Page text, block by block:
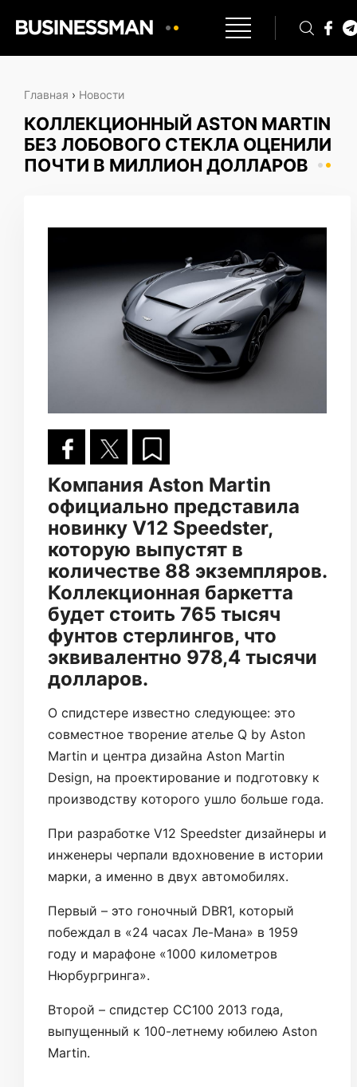
Главная › Новости
КОЛЛЕКЦИОННЫЙ ASTON MARTIN
БЕЗ ЛОБОВОГО СТЕКЛА ОЦЕНИЛИ
ПОЧТИ В МИЛЛИОН ДОЛЛАРОВ
Компания Aston Martin
официально представила
новинку V12 Speedster,
которую выпустят в
количестве 88 экземпляров.
Коллекционная баркетта
будет стоить 765 тысяч
фунтов стерлингов, что
эквивалентно 978,4 тысячи
долларов.
О спидстере известно следующее: это
совместное творение ателье Q by Aston
Martin и центра дизайна Aston Martin
Design, на проектирование и подготовку к
производству которого ушло больше года.
При разработке V12 Speedster дизайнеры и
инженеры черпали вдохновение в истории
марки, а именно в двух автомобилях.
Первый – это гоночный DBR1, который
побеждал в «24 часах Ле-Мана» в 1959
году и марафоне «1000 километров
Нюрбургринга».
Второй – спидстер CC100 2013 года,
выпущенный к 100-летнему юбилею Aston
Martin.